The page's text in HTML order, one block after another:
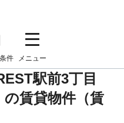
件 メニュー
駅前3丁目
賃貸物件（賃